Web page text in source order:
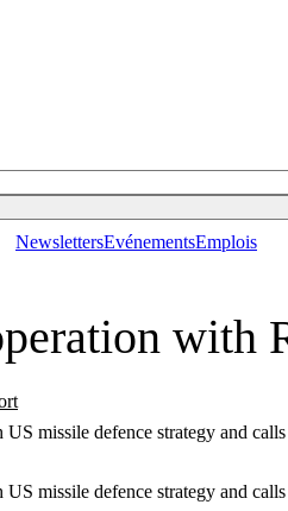
NewslettersEvénementsEmplois
with
missile defence strategy and
missile defence strategy and